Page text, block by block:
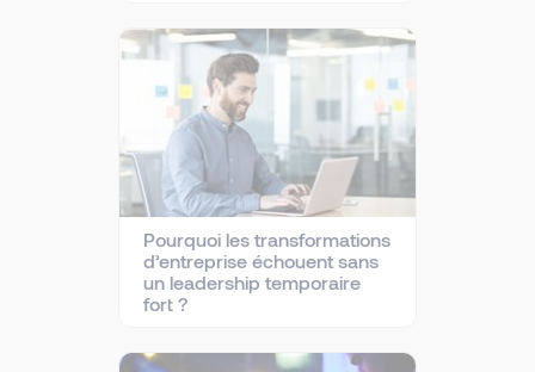
Pourquoi les transformations
d’entreprise échouent sans
un leadership temporaire
fort ?